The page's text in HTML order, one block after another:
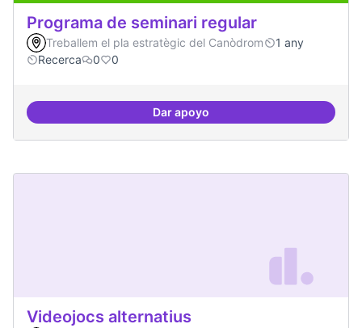
Programa de seminari regular
Treballem el pla estratègic del Canòdrom
1 any
Recerca
0 0
Dar apoyoPrograma de seminari regular
Videojocs alternatius